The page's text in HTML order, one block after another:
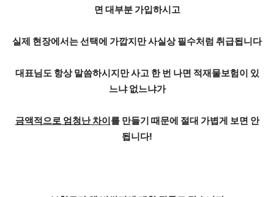
면 대부분 가입하시고
실제 현장에서는 선택에 가깝지만 사실상 필수처럼 취급됩니다
대표님도 항상 말씀하시지만 사고 한 번 나면 적재물보험이 있
느냐 없느냐가
금액적으로 엄청난 차이를 만들기 때문에 절대 가볍게 보면 안
됩니다!